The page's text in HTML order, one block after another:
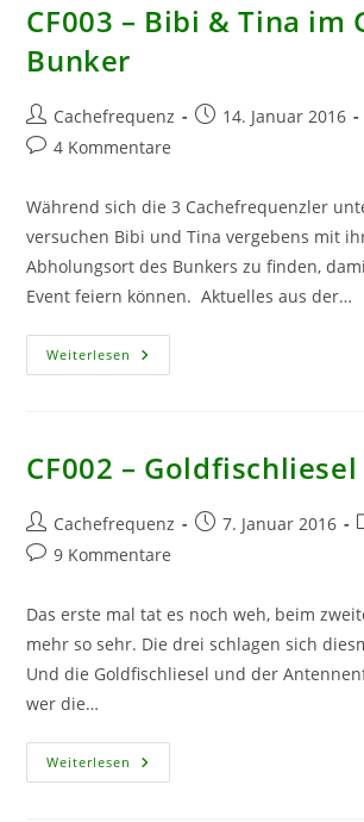
CF003 – Bibi & Tina im
Bunker
Beitrags-
Autor:
Cachefrequenz
Beitrag14. Januar 2016
Beitrags-
4 Kommentare
Während sich die 3 Cachefrequenzler
versuchen Bibi und Tina vergebens mit
Abholungsort des Bunkers zu finden,
Event feiern können. Aktuelles aus der…
Weiterlesen CF003
–
Giga-
Bunker
CF002 – Goldfischliesel
Beitrags-
Autor:
Cachefrequenz
Beitrag7. Januar 2016
Beitrags-
9 Kommentare
Das erste mal tat es noch weh, beim
mehr so sehr. Die drei schlagen sich
Und die Goldfischliesel und der
wer die…
Weiterlesen CF002
–